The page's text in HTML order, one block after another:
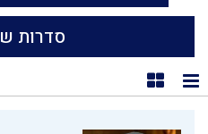
סדרות
תצוגת רשימה
תצוגת קוביות